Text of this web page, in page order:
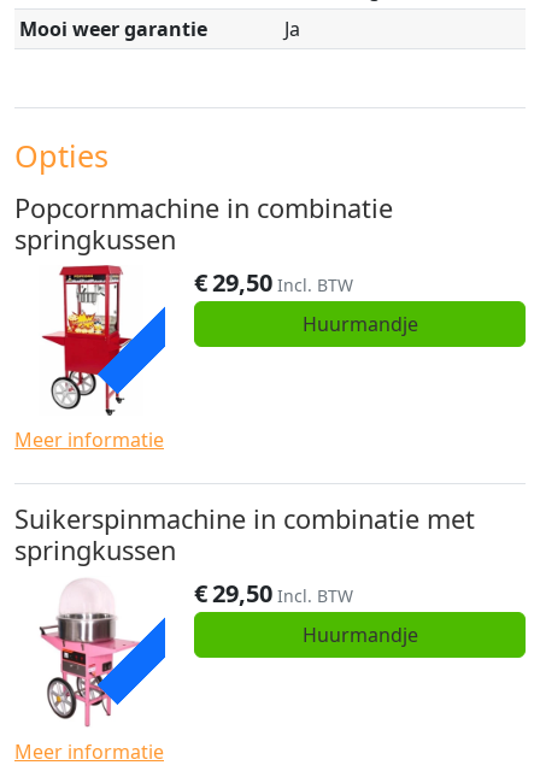
Mooi weer garantie
Ja
Opties
Popcornmachine in combinatie
springkussen
ACTIE
€29,50 Incl. BTW
Huurmandje
Meer informatie
Suikerspinmachine in combinatie met
springkussen
ACTIE
€29,50 Incl. BTW
Huurmandje
Meer informatie